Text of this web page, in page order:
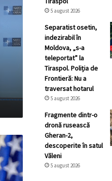
5 august 2026
Separatist osetin,
indezirabil în
Moldova, „s-a
teleportat” la
Tiraspol. Poliția de
Frontieră: Nu a
traversat hotarul
5 august 2026
Fragmente dintr-o
dronă rusească
Gheran-2,
descoperite în satul
Văleni
5 august 2026